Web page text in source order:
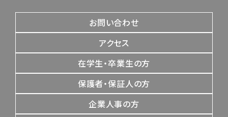
お問い合わせ
アクセス
在学生・卒業生の方
保護者・保証人の方
企業人事の方